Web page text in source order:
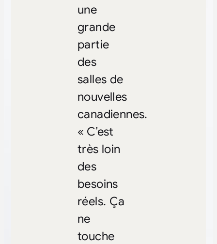
une
grande
partie
des
salles de
nouvelles
canadiennes.
« C’est
très loin
des
besoins
réels. Ça
ne
touche